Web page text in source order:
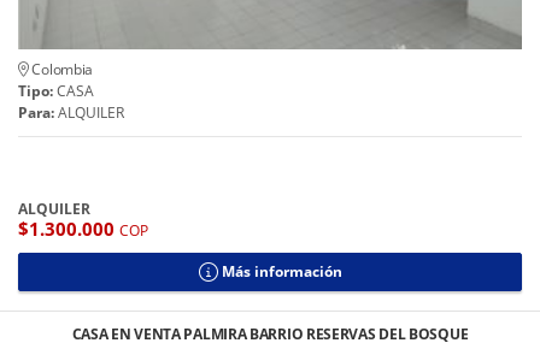
Colombia
Tipo:CASA
Para:ALQUILER
ALQUILER
$1.300.000 COP
Más información
CASA EN VENTA PALMIRA BARRIO RESERVAS DEL BOSQUE